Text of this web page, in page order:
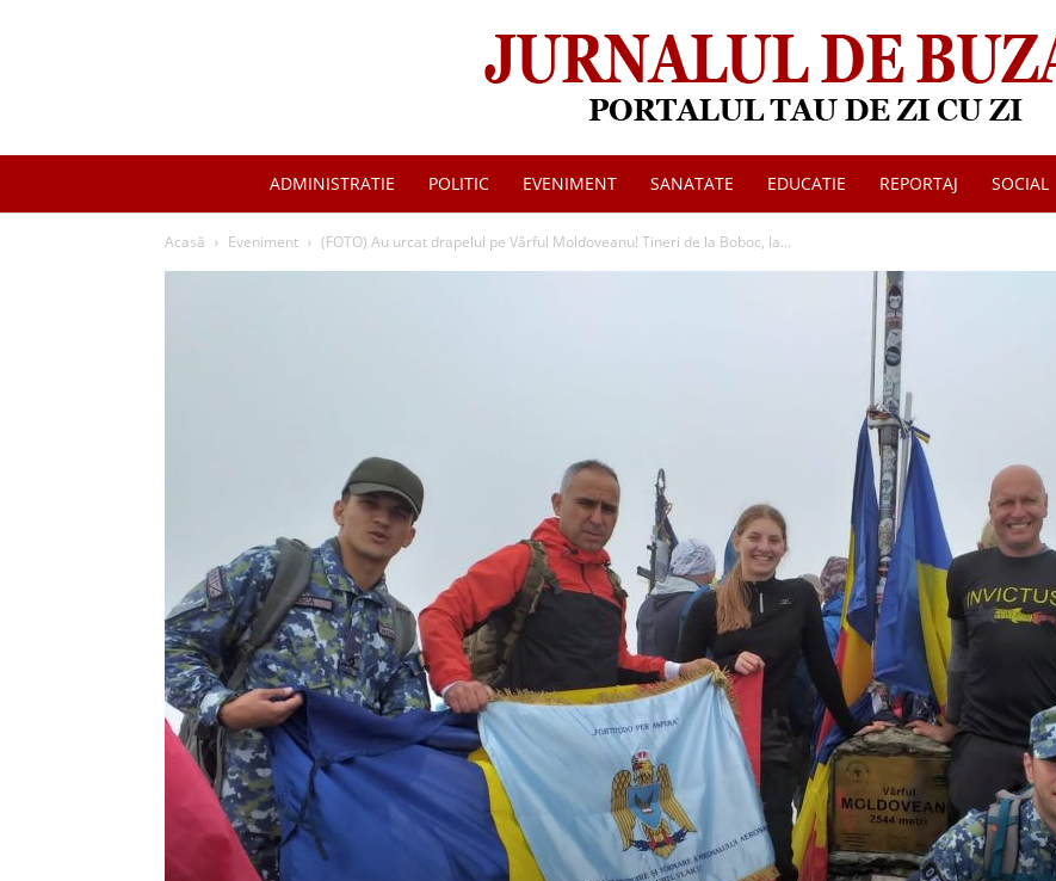
Jurnalul
ADMINISTRATIE POLITIC EVENIMENT SANATATE EDUCATIE REPORTAJ SOCIAL
Acasă Eveniment (FOTO) Au urcat drapelul pe Vârful Moldoveanu! Tineri de la Boboc, la...